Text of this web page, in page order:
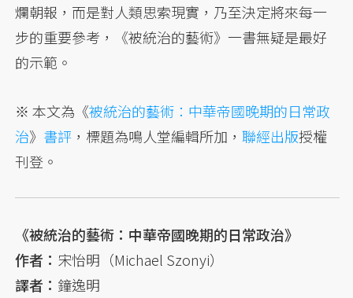
爛朝報，而是對人類思索現實，乃至決定將來每一
步的重要參考，《被統治的藝術》一書無疑是最好
的示範。
※ 本文為《被統治的藝術：中華帝國晚期的日常政
治》 書評 ，標題為鳴人堂編輯所加，聯經出版授權
刊登。
《被統治的藝術：中華帝國晚期的日常政治》
作者： 宋怡明（Michael Szonyi）
譯者： 鐘逸明